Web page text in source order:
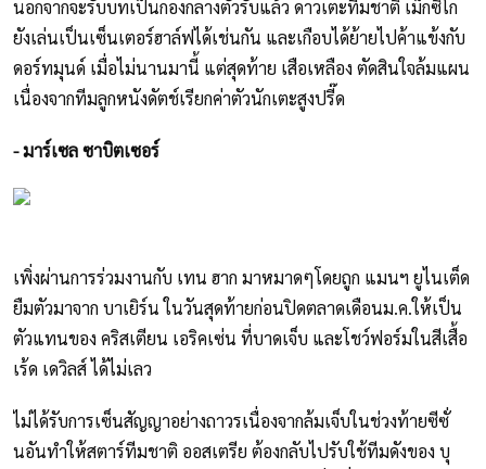
นอกจากจะรับบทเป็นกองกลางตัวรับแล้ว ดาวเตะทีมชาติ เม็กซิโก
ยังเล่นเป็นเซ็นเตอร์ฮาล์ฟได้เช่นกัน และเกือบได้ย้ายไปค้าแข้งกับ
ดอร์ทมุนด์ เมื่อไม่นานมานี้ แต่สุดท้าย เสือเหลือง ตัดสินใจล้มแผน
เนื่องจากทีมลูกหนังดัตช์เรียกค่าตัวนักเตะสูงปรี๊ด
- มาร์เซล ซาบิตเซอร์
เพิ่งผ่านการร่วมงานกับ เทน ฮาก มาหมาดๆโดยถูก แมนฯ ยูไนเต็ด
ยืมตัวมาจาก บาเยิร์น ในวันสุดท้ายก่อนปิดตลาดเดือนม.ค.ให้เป็น
ตัวแทนของ คริสเตียน เอริคเซ่น ที่บาดเจ็บ และโชว์ฟอร์มในสีเสื้อ
เร้ด เดวิลส์ ได้ไม่เลว
ไม่ได้รับการเซ็นสัญญาอย่างถาวรเนื่องจากล้มเจ็บในช่วงท้ายซีซั่
นอันทำให้สตาร์ทีมชาติ ออสเตรีย ต้องกลับไปรับใช้ทีมดังของ บุ